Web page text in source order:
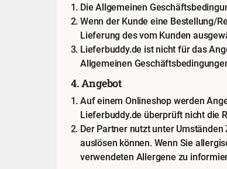
Die Allgemeinen
Wenn der Kunde eine Bestellung/
Lieferung des vom Kunden
Lieferbuddy.de ist nicht für das
Allgemeinen
4. Angebot
Auf einem Onlineshop werden
Lieferbuddy.de überprüft nicht die
Der Partner nutzt unter
auslösen können. Wenn Sie
verwendeten Allergene zu